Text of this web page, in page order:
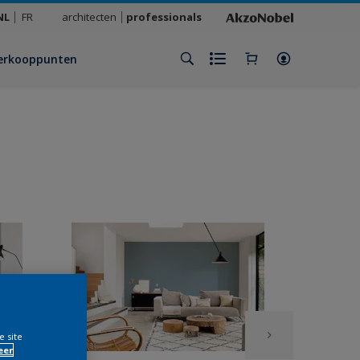
FR architecten professionals
site